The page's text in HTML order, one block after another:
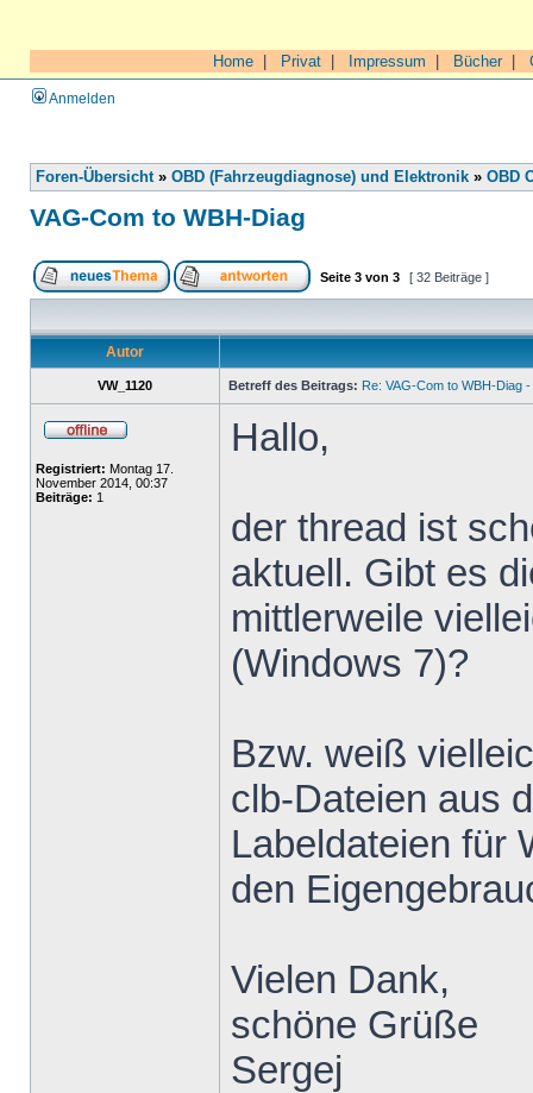
Home Privat Impressum Bücher|
Anmelden
Foren-Übersicht» OBD (Fahrzeugdiagnose) und Elektronik » OBD
VAG-Com to WBH-Diag
Seite 3 von 3 [ 32 Beiträge ]
Autor
VW_1120 Betreff des Beitrags: Re: VAG-Com to WBH-Diag
Registriert: Montag 17.
November 2014, 00:37
Beiträge: 1
Hallo,
der thread ist
aktuell. Gibt es
mittlerweile
(Windows 7)?
Bzw. weiß
clb-Dateien aus
Labeldateien für
den
Vielen Dank,
schöne Grüße
Sergej